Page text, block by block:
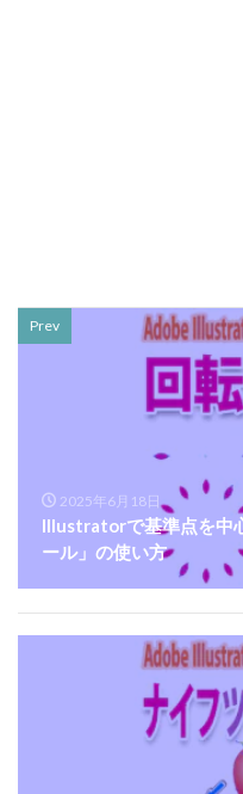
Prev
2025年6月18日
Illustratorで基準点を中
ール」の使い方